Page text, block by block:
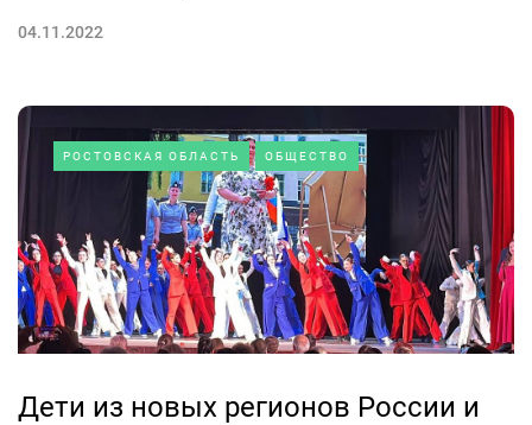
04.11.2022
РОСТОВСКАЯ ОБЛАСТЬ ОБЩЕСТВО
Дети из новых регионов России и